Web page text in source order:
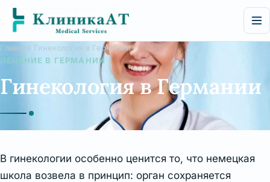
Перейти
содержимому
Главная
Гинекология в Германии
ЛЕЧЕНИЕ В ГЕРМАНИИ
Гинекология в Германии
В гинекологии особенно ценится то, что немецкая
школа возвела в принцип: орган сохраняется